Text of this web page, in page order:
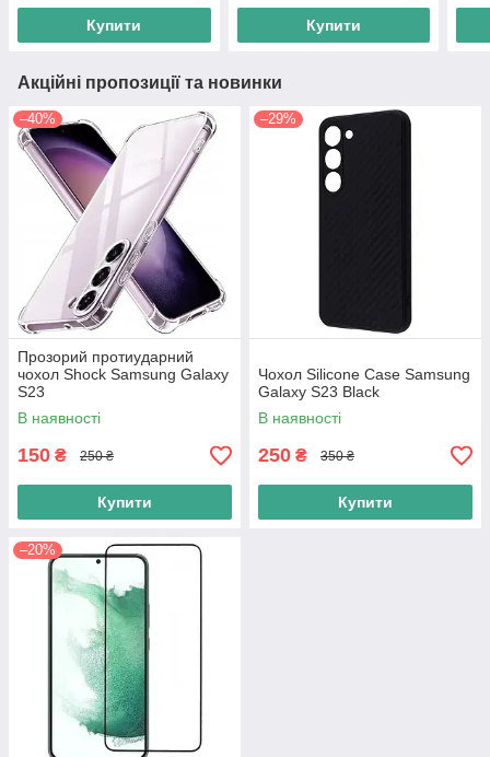
Купити Купити
Акційні пропозиції та новинки
–40%
Прозорий протиударний
чохол Shock Samsung Galaxy
S23
В наявності
150 ₴ 250 ₴
Купити
–29%
Чохол Silicone Case Samsung
Galaxy S23 Black
В наявності
250 ₴ 350 ₴
Купити
–20%